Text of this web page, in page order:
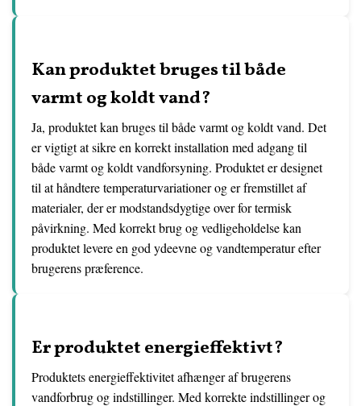
Kan produktet bruges til både
varmt og koldt vand?
Ja, produktet kan bruges til både varmt og koldt vand. Det
er vigtigt at sikre en korrekt installation med adgang til
både varmt og koldt vandforsyning. Produktet er designet
til at håndtere temperaturvariationer og er fremstillet af
materialer, der er modstandsdygtige over for termisk
påvirkning. Med korrekt brug og vedligeholdelse kan
produktet levere en god ydeevne og vandtemperatur efter
brugerens præference.
Er produktet energieffektivt?
Produktets energieffektivitet afhænger af brugerens
vandforbrug og indstillinger. Med korrekte indstillinger og